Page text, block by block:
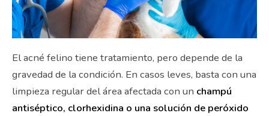
El acné felino tiene tratamiento, pero depende de la
gravedad de la condición. En casos leves, basta con una
limpieza regular del área afectada con un champú
antiséptico, clorhexidina o una solución de peróxido